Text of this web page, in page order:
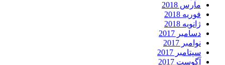
مارس 2018
فوریه 2018
ژانویه 2018
دسامبر 2017
نوامبر 2017
سپتامبر 2017
آگوست 2017